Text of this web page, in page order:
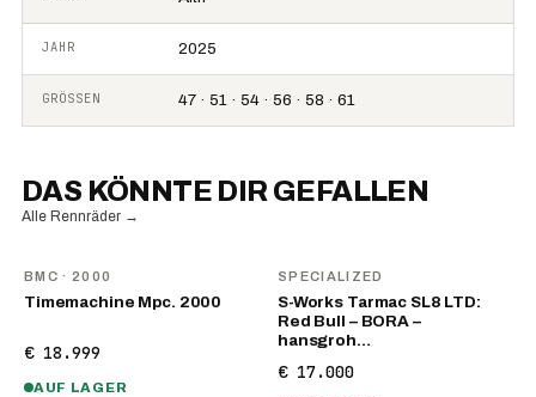
JAHR 2025
GRÖSSEN 47 · 51 · 54 · 56 · 58 · 61
DAS KÖNNTE DIR GEFALLEN
Alle Rennräder →
BMC · 2000
Timemachine Mpc. 2000
€ 18.999
AUF LAGER
SPECIALIZED
S-Works Tarmac SL8 LTD:
Red Bull – BORA –
hansgroh…
€ 17.000